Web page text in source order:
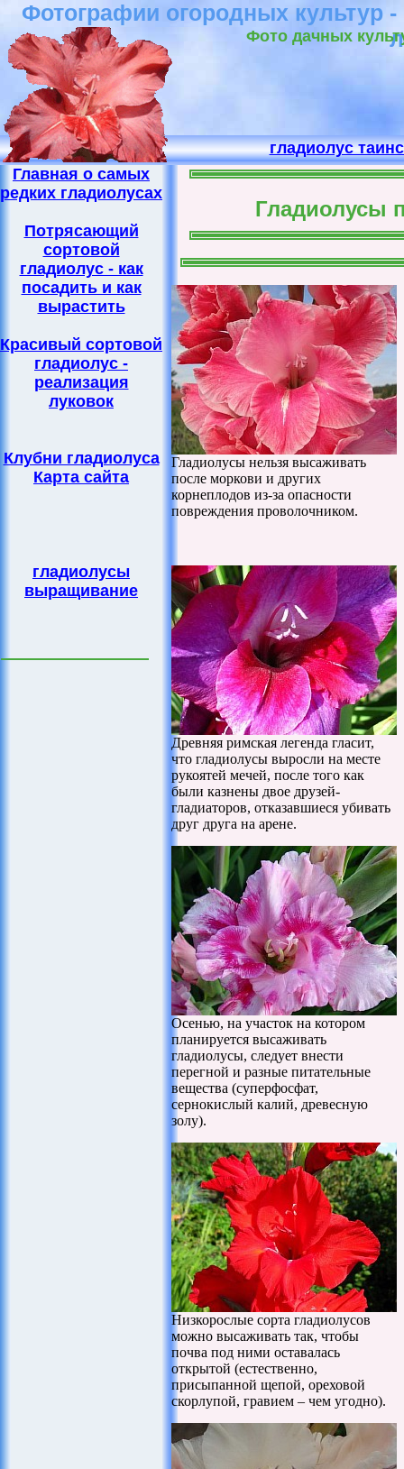
Фотографии огородных культур
Фото дачных
гладиолус
Главная о самых
редких гладиолусах
Потрясающий
сортовой
гладиолус - как
посадить и как
вырастить
Красивый сортовой
гладиолус -
реализация
луковок
Клубни гладиолуса
Карта сайта
гладиолусы
выращивание
Гладиолусы
Гладиолусы нельзя высаживать
после моркови и других
корнеплодов из-за опасности
повреждения проволочником.
Древняя римская легенда гласит,
что гладиолусы выросли на месте
рукоятей мечей, после того как
были казнены двое друзей-
гладиаторов, отказавшиеся убивать
друг друга на арене.
Осенью, на участок на котором
планируется высаживать
гладиолусы, следует внести
перегной и разные питательные
вещества (суперфосфат,
сернокислый калий, древесную
золу).
Низкорослые сорта гладиолусов
можно высаживать так, чтобы
почва под ними оставалась
открытой (естественно,
присыпанной щепой, ореховой
скорлупой, гравием – чем угодно).